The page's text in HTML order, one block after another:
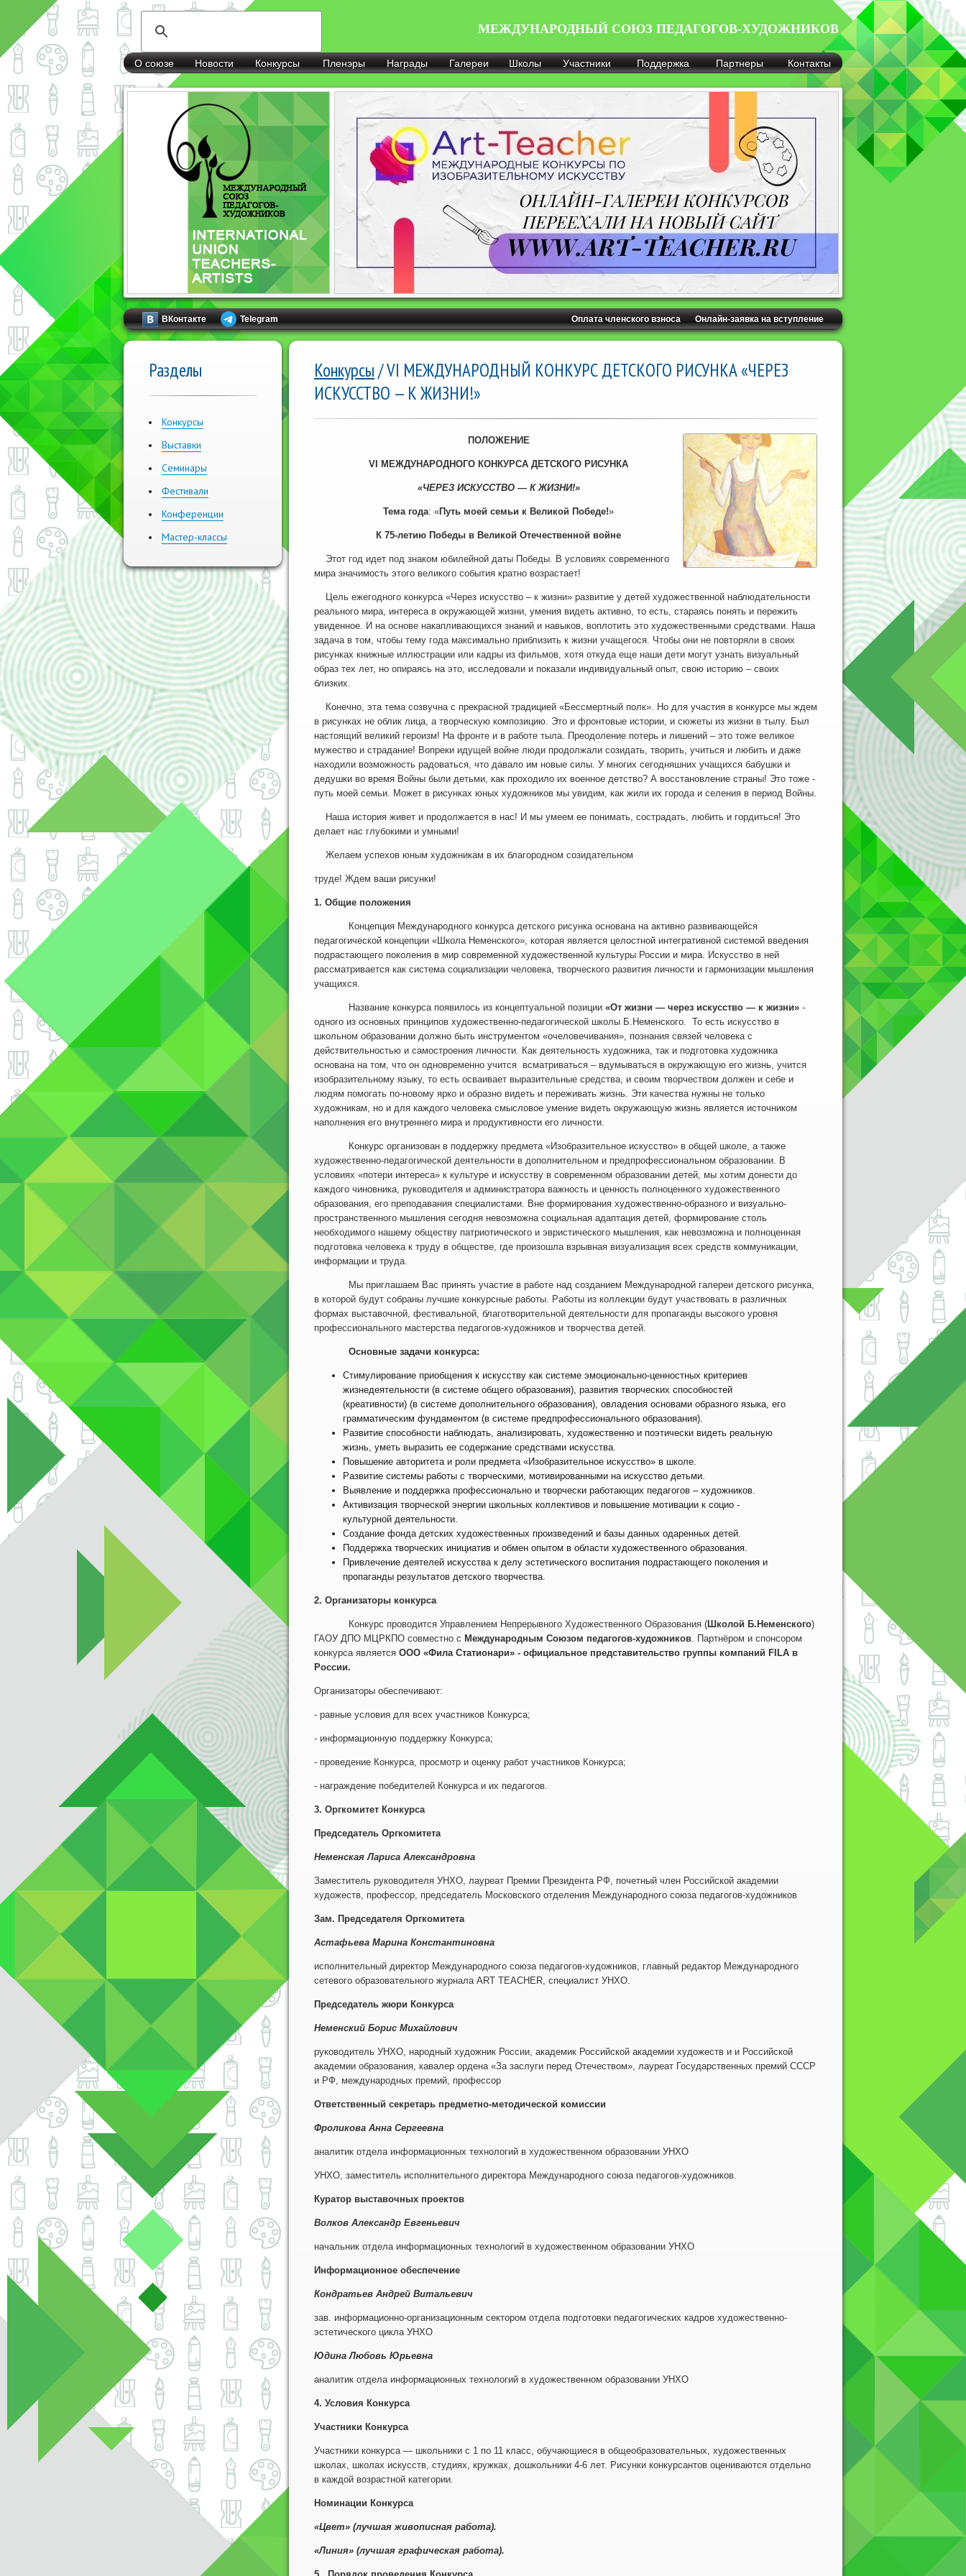
МЕЖДУНАРОДНЫЙ СОЮЗ ПЕДАГОГОВ-ХУДОЖНИКОВ
О союзе Новости Конкурсы Пленэры Награды Галереи Школы Участники Поддержка Партнеры Контакты
ВКонтакте Telegram Онлайн-заявка на вступление
Оплата членского взноса
Разделы
Конкурсы
Выставки
Семинары
Фестивали
Конференции
Мастер-классы
Конкурсы/ VI МЕЖДУНАРОДНЫЙ КОНКУРС ДЕТСКОГО РИСУНКА «ЧЕРЕЗ
ИСКУССТВО — К ЖИЗНИ!»
ПОЛОЖЕНИЕ
VI МЕЖДУНАРОДНОГО КОНКУРСА ДЕТСКОГО РИСУНКА
«ЧЕРЕЗ ИСКУССТВО — К ЖИЗНИ!»
Тема года: «Путь моей семьи к Великой Победе!»
К 75-летию Победы в Великой Отечественной войне
Этот год идет под знаком юбилейной даты Победы. В условиях современного
мира значимость этого великого события кратно возрастает!
Цель ежегодного конкурса «Через искусство – к жизни» развитие у детей художественной наблюдательности
реального мира, интереса в окружающей жизни, умения видеть активно, то есть, стараясь понять и пережить
увиденное. И на основе накапливающихся знаний и навыков, воплотить это художественными средствами. Наша
задача в том, чтобы тему года максимально приблизить к жизни учащегося. Чтобы они не повторяли в своих
рисунках книжные иллюстрации или кадры из фильмов, хотя откуда еще наши дети могут узнать визуальный
образ тех лет, но опираясь на это, исследовали и показали индивидуальный опыт, свою историю – своих
близких.
Конечно, эта тема созвучна с прекрасной традицией «Бессмертный полк». Но для участия в конкурсе мы ждем
в рисунках не облик лица, а творческую композицию. Это и фронтовые истории, и сюжеты из жизни в тылу. Был
настоящий великий героизм! На фронте и в работе тыла. Преодоление потерь и лишений – это тоже великое
мужество и страдание! Вопреки идущей войне люди продолжали созидать, творить, учиться и любить и даже
находили возможность радоваться, что давало им новые силы. У многих сегодняшних учащихся бабушки и
дедушки во время Войны были детьми, как проходило их военное детство? А восстановление страны! Это тоже -
путь моей семьи. Может в рисунках юных художников мы увидим, как жили их города и селения в период Войны.
Наша история живет и продолжается в нас! И мы умеем ее понимать, сострадать, любить и гордиться! Это
делает нас глубокими и умными!
Желаем успехов юным художникам в их благородном созидательном
труде! Ждем ваши рисунки!
1. Общие положения
Концепция Международного конкурса детского рисунка основана на активно развивающейся
педагогической концепции «Школа Неменского», которая является целостной интегративной системой введения
подрастающего поколения в мир современной художественной культуры России и мира. Искусство в ней
рассматривается как система социализации человека, творческого развития личности и гармонизации мышления
учащихся.
Название конкурса появилось из концептуальной позиции «От жизни — через искусство — к жизни» -
одного из основных принципов художественно-педагогической школы Б.Неменского. То есть искусство в
школьном образовании должно быть инструментом «очеловечивания», познания связей человека с
действительностью и самостроения личности. Как деятельность художника, так и подготовка художника
основана на том, что он одновременно учится всматриваться – вдумываться в окружающую его жизнь, учится
изобразительному языку, то есть осваивает выразительные средства, и своим творчеством должен и себе и
людям помогать по-новому ярко и образно видеть и переживать жизнь. Эти качества нужны не только
художникам, но и для каждого человека смысловое умение видеть окружающую жизнь является источником
наполнения его внутреннего мира и продуктивности его личности.
Конкурс организован в поддержку предмета «Изобразительное искусство» в общей школе, а также
художественно-педагогической деятельности в дополнительном и предпрофессиональном образовании. В
условиях «потери интереса» к культуре и искусству в современном образовании детей, мы хотим донести до
каждого чиновника, руководителя и администратора важность и ценность полноценного художественного
образования, его преподавания специалистами. Вне формирования художественно-образного и визуально-
пространственного мышления сегодня невозможна социальная адаптация детей, формирование столь
необходимого нашему обществу патриотического и эвристического мышления, как невозможна и полноценная
подготовка человека к труду в обществе, где произошла взрывная визуализация всех средств коммуникации,
информации и труда.
Мы приглашаем Вас принять участие в работе над созданием Международной галереи детского рисунка,
в которой будут собраны лучшие конкурсные работы. Работы из коллекции будут участвовать в различных
формах выставочной, фестивальной, благотворительной деятельности для пропаганды высокого уровня
профессионального мастерства педагогов-художников и творчества детей.
Основные задачи конкурса:
Стимулирование приобщения к искусству как системе эмоционально-ценностных критериев
жизнедеятельности (в системе общего образования), развития творческих способностей
(креативности) (в системе дополнительного образования), овладения основами образного языка, его
грамматическим фундаментом (в системе предпрофессионального образования).
Развитие способности наблюдать, анализировать, художественно и поэтически видеть реальную
жизнь, уметь выразить ее содержание средствами искусства.
Повышение авторитета и роли предмета «Изобразительное искусство» в школе.
Развитие системы работы с творческими, мотивированными на искусство детьми.
Выявление и поддержка профессионально и творчески работающих педагогов – художников.
Активизация творческой энергии школьных коллективов и повышение мотивации к социо -
культурной деятельности.
Создание фонда детских художественных произведений и базы данных одаренных детей.
Поддержка творческих инициатив и обмен опытом в области художественного образования.
Привлечение деятелей искусства к делу эстетического воспитания подрастающего поколения и
пропаганды результатов детского творчества.
2. Организаторы конкурса
Конкурс проводится Управлением Непрерывного Художественного Образования (Школой Б.Неменского)
ГАОУ ДПО МЦРКПО совместно с Международным Союзом педагогов-художников. Партнёром и спонсором
конкурса является ООО «Фила Статионари» - официальное представительство группы компаний FILA в
России.
Организаторы обеспечивают:
- равные условия для всех участников Конкурса;
- информационную поддержку Конкурса;
- проведение Конкурса, просмотр и оценку работ участников Конкурса;
- награждение победителей Конкурса и их педагогов.
3. Оргкомитет Конкурса
Председатель Оргкомитета
Неменская Лариса Александровна
Заместитель руководителя УНХО, лауреат Премии Президента РФ, почетный член Российской академии
художеств, профессор, председатель Московского отделения Международного союза педагогов-художников
Зам. Председателя Оргкомитета
Астафьева Марина Константиновна
исполнительный директор Международного союза педагогов-художников, главный редактор Международного
сетевого образовательного журнала ART TEACHER, специалист УНХО.
Председатель жюри Конкурса
Неменский Борис Михайлович
руководитель УНХО, народный художник России, академик Российской академии художеств и и Российской
академии образования, кавалер ордена «За заслуги перед Отечеством», лауреат Государственных премий СССР
и РФ, международных премий, профессор
Ответственный секретарь предметно-методической комиссии
Фроликова Анна Сергеевна
аналитик отдела информационных технологий в художественном образовании УНХО
УНХО, заместитель исполнительного директора Международного союза педагогов-художников.
Куратор выставочных проектов
Волков Александр Евгеньевич
начальник отдела информационных технологий в художественном образовании УНХО
Информационное обеспечение
Кондратьев Андрей Витальевич
зав. информационно-организационным сектором отдела подготовки педагогических кадров художественно-
эстетического цикла УНХО
Юдина Любовь Юрьевна
аналитик отдела информационных технологий в художественном образовании УНХО
4. Условия Конкурса
Участники Конкурса
Участники конкурса — школьники с 1 по 11 класс, обучающиеся в общеобразовательных, художественных
школах, школах искусств, студиях, кружках, дошкольники 4-6 лет. Рисунки конкурсантов оцениваются отдельно
в каждой возрастной категории.
Номинации Конкурса
«Цвет» (лучшая живописная работа).
«Линия» (лучшая графическая работа).